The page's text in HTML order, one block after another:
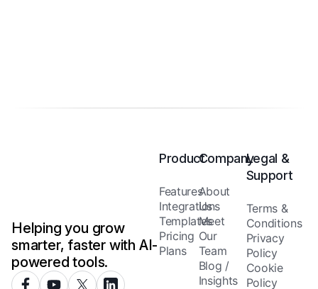
Helping you grow
smarter, faster with AI-
powered tools.
Product
Features
Integrations
Templates
Pricing
Plans
Company
About
Us
Meet
Our
Team
Blog /
Insights
Legal &
Support
Terms &
Conditions
Privacy
Policy
Cookie
Policy